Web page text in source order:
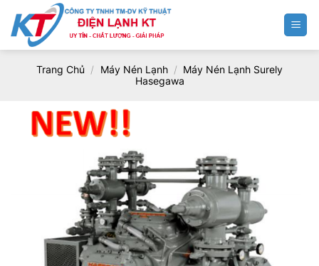
đến
Trang Chủ / Máy Nén Lạnh / Máy Nén Lạnh Surely
Hasegawa